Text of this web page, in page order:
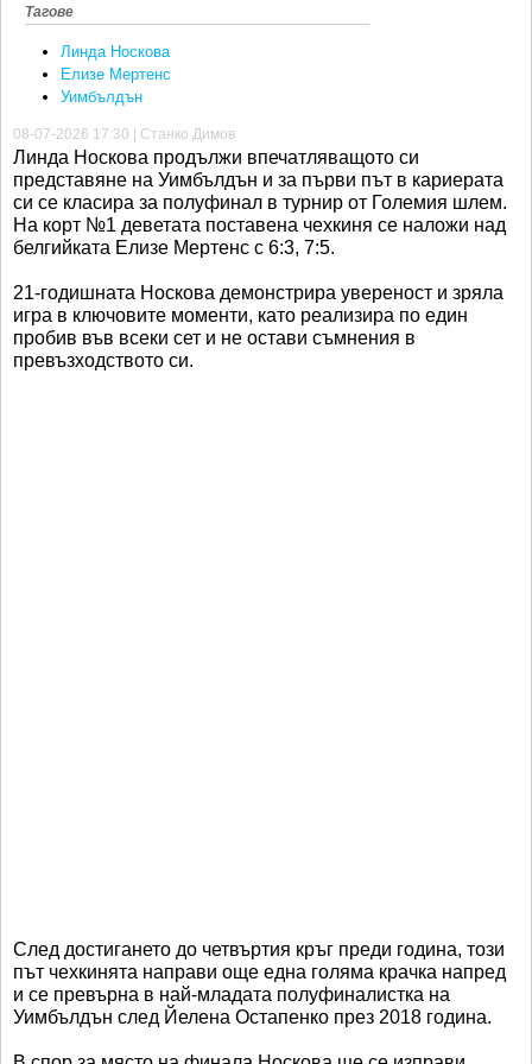
Тагове
Линда Носкова
Елизе Мертенс
Уимбълдън
08-07-2026 17:30 | Станко Димов
Линда Носкова продължи впечатляващото си
представяне на Уимбълдън и за първи път в кариерата
си се класира за полуфинал в турнир от Големия шлем.
На корт №1 деветата поставена чехкиня се наложи над
белгийката Елизе Мертенс с 6:3, 7:5.
21-годишната Носкова демонстрира увереност и зряла
игра в ключовите моменти, като реализира по един
пробив във всеки сет и не остави съмнения в
превъзходството си.
След достигането до четвъртия кръг преди година, този
път чехкинята направи още една голяма крачка напред
и се превърна в най-младата полуфиналистка на
Уимбълдън след Йелена Остапенко през 2018 година.